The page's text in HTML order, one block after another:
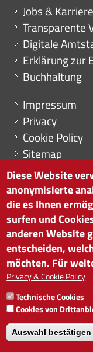
Mini menu di
Jobs & Karriere
Transparente
Digitale
Erklärung zur
Buchhaltung
Menu footer
Impressum
Privacy
Cookie Policy
Sitemap
Cookie-
Südtiroler
Tel. 0471 945
MwSt.-Nr.:
INSTITUT FÜR
MwSt.-Nr.:
Diese Website
anonymisierte
die es Ihnen
surfen und
anderen Website
entscheiden,
möchten. Für
Privacy & Cookie Policy
Technische Cookies
Cookies von
Auswahl bestätigen